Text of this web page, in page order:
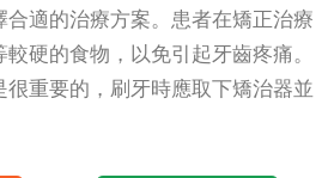
適的治療方案。患者在矯正治療
硬的食物，以免引起牙齒疼痛。
很重要的，刷牙時應取下矯治器並